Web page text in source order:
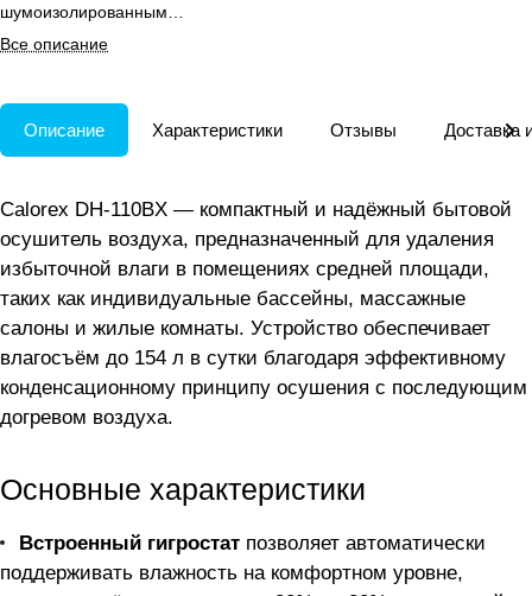
шумоизолированным
коррозионностойким корпусом
для бассейнов и влажных
Все описание
Описание Характеристики Отзывы Доставка
Calorex DH-110BX — компактный и надёжный бытовой
осушитель воздуха, предназначенный для удаления
избыточной влаги в помещениях средней площади,
таких как индивидуальные бассейны, массажные
салоны и жилые комнаты. Устройство обеспечивает
влагосъём до 154 л в сутки благодаря эффективному
конденсационному принципу осушения с последующим
догревом воздуха.
Основные характеристики
Встроенный гигростат позволяет автоматически
поддерживать влажность на комфортном уровне,